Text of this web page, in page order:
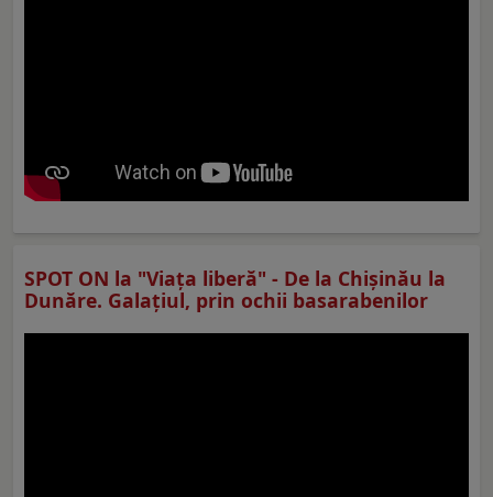
SPOT ON la "Viaţa liberă" - De la Chișinău la
Dunăre. Galațiul, prin ochii basarabenilor